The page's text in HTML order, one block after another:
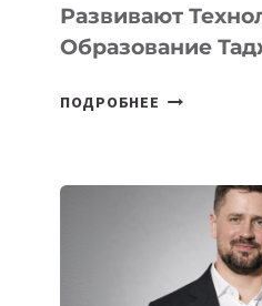
Развивают
Образование
ПОДРОБНЕЕ
КОТОРЫЕ
РАЗВИВАЮТ